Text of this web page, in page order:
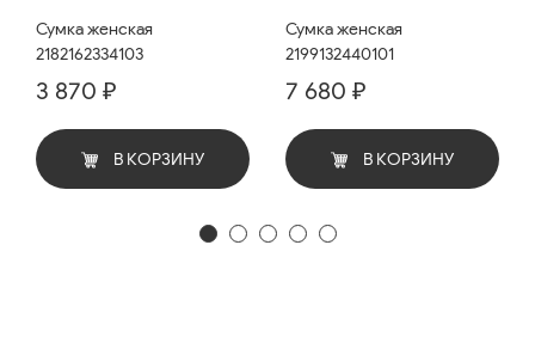
Сумка женская
2182162334103
3 870 ₽
В КОРЗИНУ
Сумка женская
2199132440101
7 680 ₽
В КОРЗИНУ